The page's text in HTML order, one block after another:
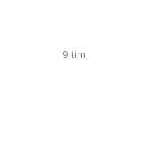
9 tim